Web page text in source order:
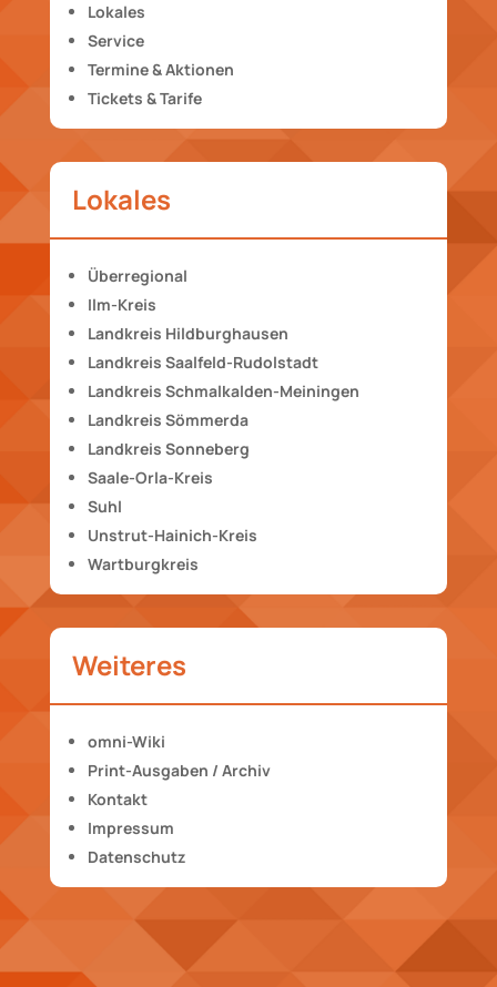
Lokales
Service
Termine & Aktionen
Tickets & Tarife
Lokales
Überregional
Ilm-Kreis
Landkreis Hildburghausen
Landkreis Saalfeld-Rudolstadt
Landkreis Schmalkalden-Meiningen
Landkreis Sömmerda
Landkreis Sonneberg
Saale-Orla-Kreis
Suhl
Unstrut-Hainich-Kreis
Wartburgkreis
Weiteres
omni-Wiki
Print-Ausgaben / Archiv
Kontakt
Impressum
Datenschutz